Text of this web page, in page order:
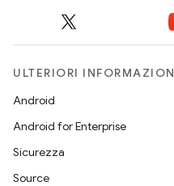
ULTERIORI
Android
Android for Enterprise
Sicurezza
Source